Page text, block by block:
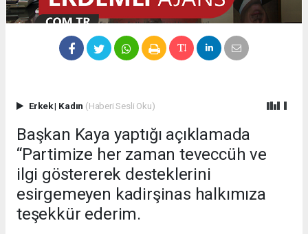
Erkek| Kadın (Haberi Sesli Oku)
Başkan Kaya yaptığı açıklamada
“Partimize her zaman teveccüh ve
ilgi göstererek desteklerini
esirgemeyen kadirşinas halkımıza
teşekkür ederim.